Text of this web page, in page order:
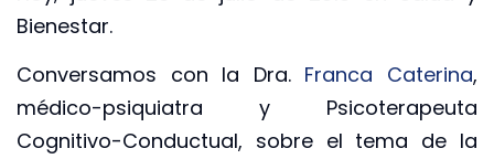
Bienestar.
Conversamos con la Dra. Franca Caterina,
médico-psiquiatra y Psicoterapeuta
Cognitivo-Conductual, sobre el tema de la